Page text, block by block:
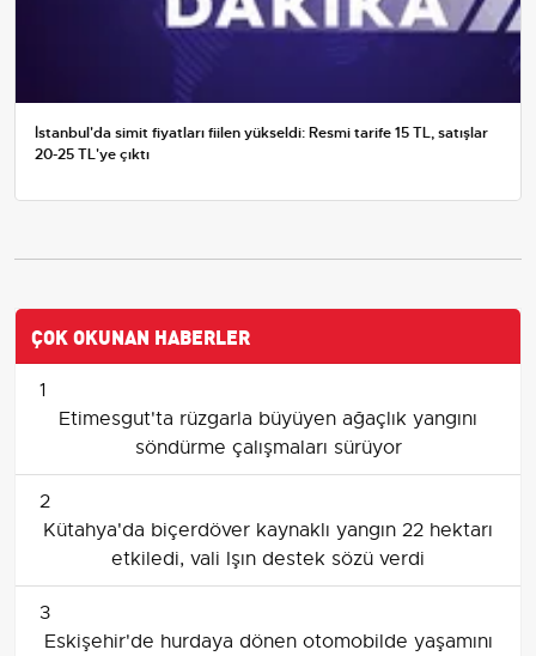
İstanbul'da simit fiyatları fiilen yükseldi: Resmi tarife 15 TL, satışlar
20-25 TL'ye çıktı
ÇOK OKUNAN HABERLER
1
Etimesgut'ta rüzgarla büyüyen ağaçlık yangını
söndürme çalışmaları sürüyor
2
Kütahya'da biçerdöver kaynaklı yangın 22 hektarı
etkiledi, vali Işın destek sözü verdi
3
Eskişehir'de hurdaya dönen otomobilde yaşamını